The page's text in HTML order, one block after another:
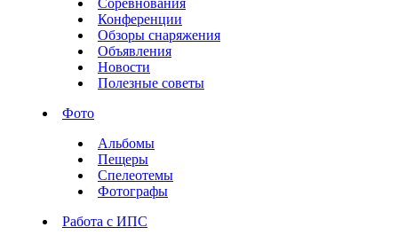
Соревнования
Конференции
Обзоры снаряжения
Объявления
Новости
Полезные советы
Фото
Альбомы
Пещеры
Спелеотемы
Фотографы
Работа с ИПС